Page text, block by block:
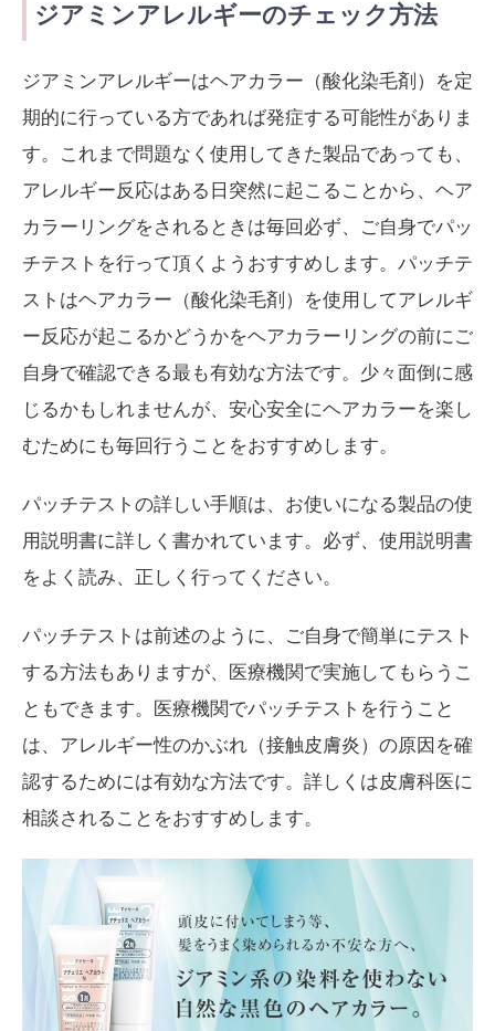
ジアミンアレルギーのチェック方法
ジアミンアレルギーはヘアカラー（酸化染毛剤）を定
期的に行っている方であれば発症する可能性がありま
す。これまで問題なく使用してきた製品であっても、
アレルギー反応はある日突然に起こることから、ヘア
カラーリングをされるときは毎回必ず、ご自身でパッ
チテストを行って頂くようおすすめします。パッチテ
ストはヘアカラー（酸化染毛剤）を使用してアレルギ
ー反応が起こるかどうかをヘアカラーリングの前にご
自身で確認できる最も有効な方法です。少々面倒に感
じるかもしれませんが、安心安全にヘアカラーを楽し
むためにも毎回行うことをおすすめします。
パッチテストの詳しい手順は、お使いになる製品の使
用説明書に詳しく書かれています。必ず、使用説明書
をよく読み、正しく行ってください。
パッチテストは前述のように、ご自身で簡単にテスト
する方法もありますが、医療機関で実施してもらうこ
ともできます。医療機関でパッチテストを行うこと
は、アレルギー性のかぶれ（接触皮膚炎）の原因を確
認するためには有効な方法です。詳しくは皮膚科医に
相談されることをおすすめします。